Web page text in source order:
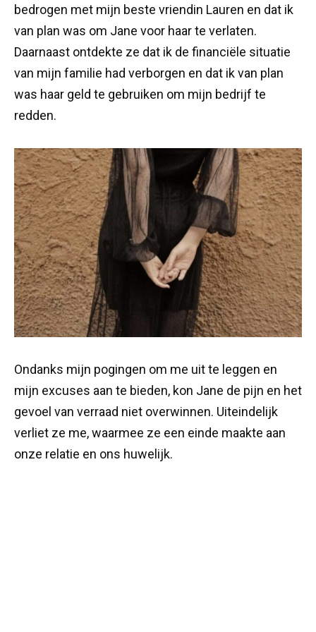
bedrogen met mijn beste vriendin Lauren en dat ik
van plan was om Jane voor haar te verlaten.
Daarnaast ontdekte ze dat ik de financiële situatie
van mijn familie had verborgen en dat ik van plan
was haar geld te gebruiken om mijn bedrijf te
redden.
Ondanks mijn pogingen om me uit te leggen en
mijn excuses aan te bieden, kon Jane de pijn en het
gevoel van verraad niet overwinnen. Uiteindelijk
verliet ze me, waarmee ze een einde maakte aan
onze relatie en ons huwelijk.